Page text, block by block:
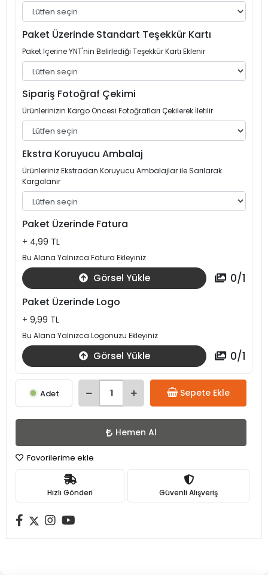
Paket Üzerinde Standart Teşekkür Kartı
Paket İçerine YNT'nin Belirlediği Teşekkür Kartı Eklenir
Sipariş Fotoğraf Çekimi
Ürünlerinizin Kargo Öncesi Fotoğrafları Çekilerek İletilir
Ekstra Koruyucu Ambalaj
Ürünleriniz Ekstradan Koruyucu Ambalajlar ile Sarılarak
Kargolanır
Paket Üzerinde Fatura
+ 4,99 TL
Bu Alana Yalnızca Fatura Ekleyiniz
Görsel Yükle 0/1
Paket Üzerinde Logo
+ 9,99 TL
Bu Alana Yalnızca Logonuzu Ekleyiniz
Görsel Yükle 0/1
Adet Sepete Ekle
Hemen Al
Favorilerime ekle
Hızlı Gönderi Güvenli Alışveriş